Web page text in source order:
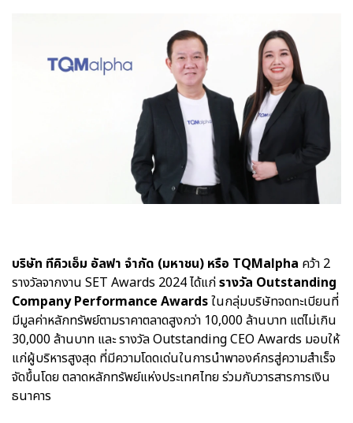
บริษัท ทีคิวเอ็ม อัลฟา จำกัด (มหาชน) หรือ TQMalpha คว้า 2
รางวัลจากงาน SET Awards 2024 ได้แก่รางวัล Outstanding
Company Performance Awardsในกลุ่มบริษัทจดทะเบียนที่
มีมูลค่าหลักทรัพย์ตามราคาตลาดสูงกว่า 10,000 ล้านบาท แต่ไม่เกิน
30,000 ล้านบาท และ รางวัล Outstanding CEO Awards มอบให้
แก่ผู้บริหารสูงสุด ที่มีความโดดเด่นในการนำพาองค์กรสู่ความสำเร็จ
จัดขึ้นโดย ตลาดหลักทรัพย์แห่งประเทศไทย ร่วมกับวารสารการเงิน
ธนาคาร